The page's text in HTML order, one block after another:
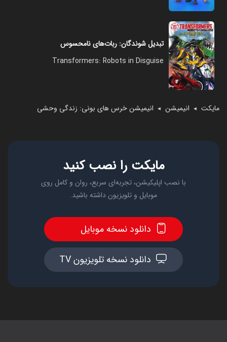
مایکت ◄ انیمیشن ◄ انیمیشن خرس های بونی: زندگی وحشی
تبدیل شوندگان: ربات‌‌های نامحسوس
Transformers: Robots in Disguise
مایکت را نصب کنید
با نصب اپلیکیشن، تجربه‌ای سریع، روان و کامل روی
موبایل و تلویزیون داشته باشید.
دانلود نسخه موبایل
دانلود نسخه تلویزیون TV